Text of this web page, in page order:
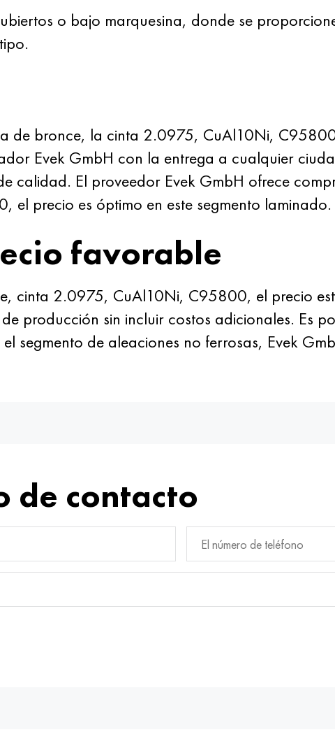
o bajo marquesina, donde se
de bronce, la cinta 2.0975, CuAl10Ni,
Evek GmbH con la entrega a cualquier
calidad. El proveedor Evek GmbH ofrece
precio es óptimo en este segmento laminado.
favorable
cinta 2.0975, CuAl10Ni, C95800, el precio
producción sin incluir costos adicionales. Es
segmento de aleaciones no ferrosas, Evek
de contacto